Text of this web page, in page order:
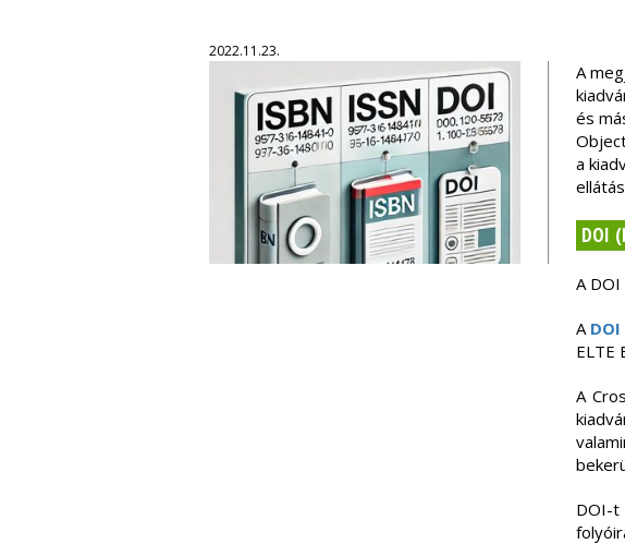
2022.11.23.
A
és
a
DOI
A
A
ELTE
A
DOI-